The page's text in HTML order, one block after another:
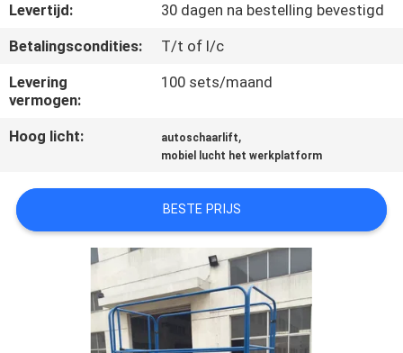
NIEUWS
VRAAG
EEN
SITEMAP
PRIVACYBELEID
Levertijd:
30 dagen na bestelling bevestigd
Betalingscondities:
T/t of l/c
Levering
vermogen:
100 sets/maand
Hoog licht: autoschaarlift,
mobiel lucht het werkplatform
BESTE PRIJS